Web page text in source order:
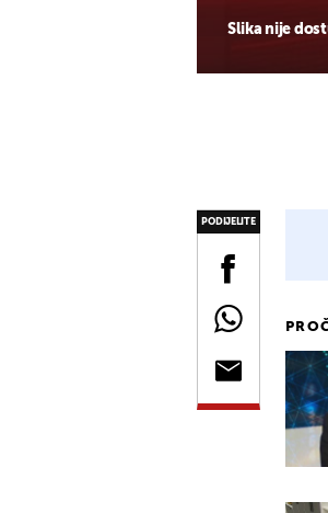
Slika nije
PODIJELITE